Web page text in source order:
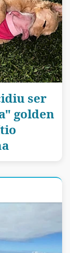
ser
golden